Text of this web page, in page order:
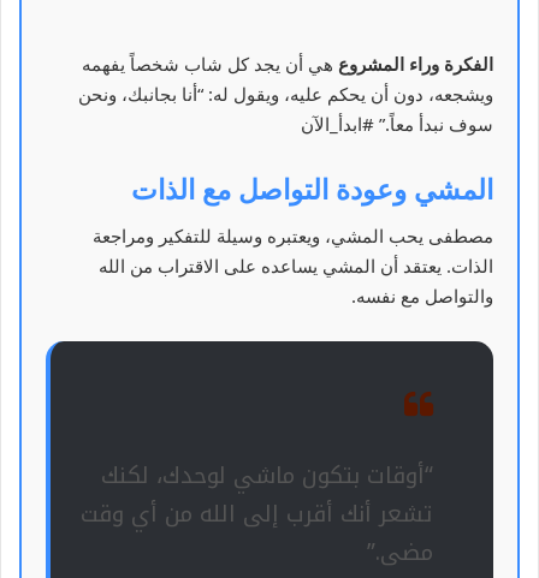
الفكرة وراء المشروع هي أن يجد كل شاب شخصاً يفهمه
ويشجعه، دون أن يحكم عليه، ويقول له: “أنا بجانبك، ونحن
سوف نبدأ معاً.” #ابدأ_الآن
المشي وعودة التواصل مع الذات
مصطفى يحب المشي، ويعتبره وسيلة للتفكير ومراجعة
الذات. يعتقد أن المشي يساعده على الاقتراب من الله
والتواصل مع نفسه.
“أوقات بتكون ماشي لوحدك، لكنك
تشعر أنك أقرب إلى الله من أي وقت
مضى.”